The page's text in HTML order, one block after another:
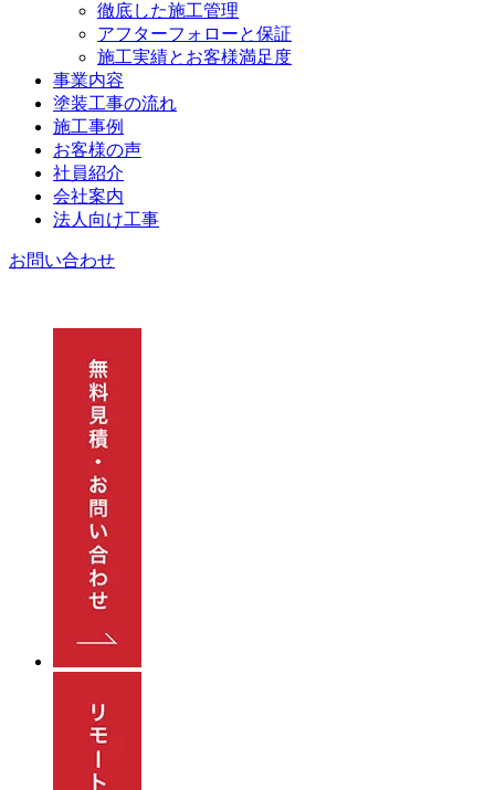
徹底した施工管理
アフターフォローと保証
施工実績とお客様満足度
事業内容
塗装工事の流れ
施工事例
お客様の声
社員紹介
会社案内
法人向け工事
お問い合わせ